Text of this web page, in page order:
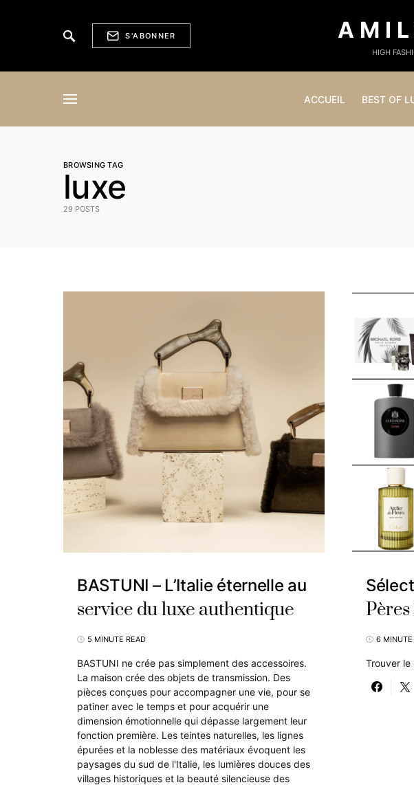
S'ABONNER
HIGH
ACCUEIL BEST OF
BROWSING TAG
luxe
29 POSTS
BASTUNI – L’Italie éternelle au
service du luxe authentique
5 MINUTE READ
BASTUNI ne crée pas simplement des accessoires.
La maison crée des objets de transmission. Des
pièces conçues pour accompagner une vie, pour se
patiner avec le temps et pour acquérir une
dimension émotionnelle qui dépasse largement leur
fonction première. Les teintes naturelles, les lignes
épurées et la noblesse des matériaux évoquent les
paysages du sud de l'Italie, les lumières douces des
villages historiques et la beauté silencieuse des
6 MINUTE
Trouver le